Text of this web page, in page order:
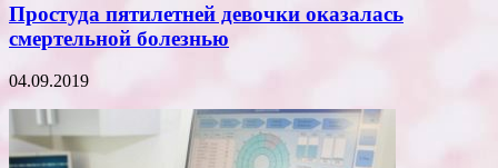
Простуда пятилетней девочки оказалась
смертельной болезнью
04.09.2019